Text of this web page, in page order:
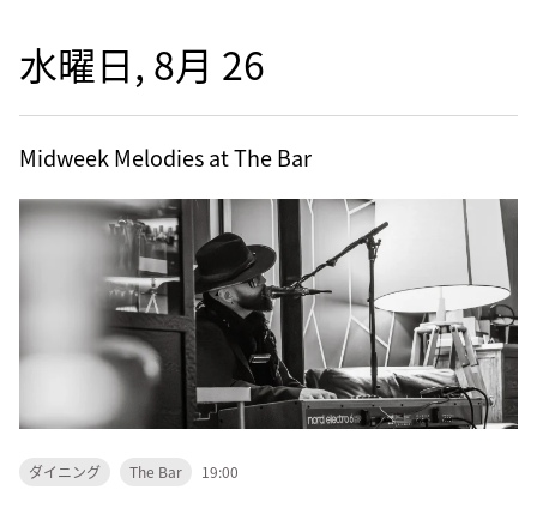
水曜日, 8月 26
Midweek Melodies at The Bar
ダイニング The Bar 19:00